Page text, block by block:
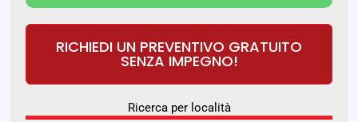
RICHIEDI UN PREVENTIVO GRATUITO
SENZA IMPEGNO!
Ricerca per località